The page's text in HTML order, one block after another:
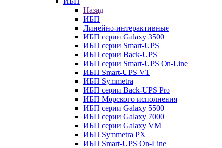
Назад
ИБП
Линейно-интерактивные
ИБП серии Galaxy 3500
ИБП серии Smart-UPS
ИБП серии Back-UPS
ИБП серии Smart-UPS On-Line
ИБП Smart-UPS VT
ИБП Symmetra
ИБП серии Back-UPS Pro
ИБП Морского исполнения
ИБП серии Galaxy 5500
ИБП серии Galaxy 7000
ИБП серии Galaxy VM
ИБП Symmetra PX
ИБП Smart-UPS On-Line